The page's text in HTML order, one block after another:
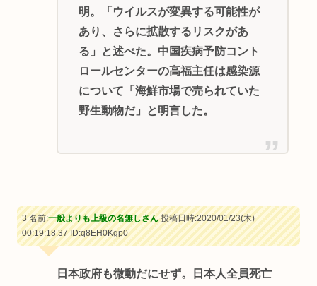
明。「ウイルスが変異する可能性が
あり、さらに拡散するリスクがあ
る」と述べた。中国疾病予防コント
ロールセンターの高福主任は感染源
について「海鮮市場で売られていた
野生動物だ」と明言した。
3 名前:一般よりも上級の名無しさん投稿日時:2020/01/23(木)
00:19:18.37ID:q8EH0Kgp0
日本政府も微動だにせず。日本人全員死亡